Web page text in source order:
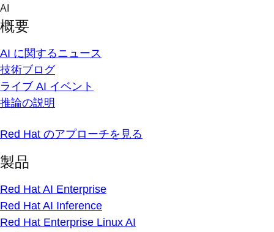
Skip
content
AI
概要
AI に関するニュース
技術ブログ
ライブ AI イベント
推論の説明
Red Hat のアプローチを見る
製品
Red Hat AI Enterprise
Red Hat AI Inference
Red Hat Enterprise Linux AI